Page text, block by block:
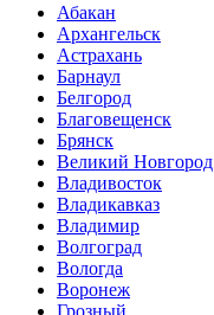
Абакан
Архангельск
Астрахань
Барнаул
Белгород
Благовещенск
Брянск
Великий Новгород
Владивосток
Владикавказ
Владимир
Волгоград
Вологда
Воронеж
Грозный